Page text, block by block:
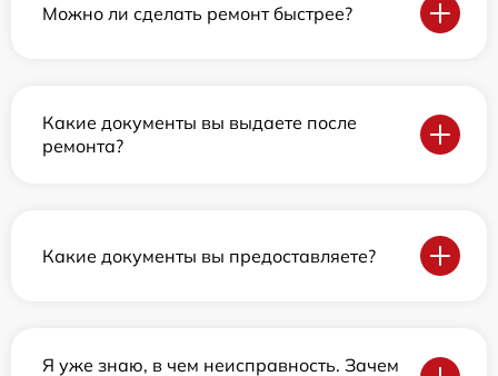
Можно ли сделать ремонт быстрее?
Какие документы вы выдаете после
ремонта?
Какие документы вы предоставляете?
Я уже знаю, в чем неисправность. Зачем